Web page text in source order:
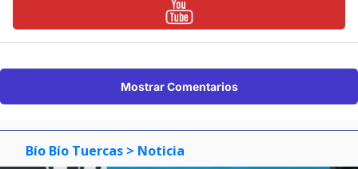
Mostrar Comentarios
Bío Bío Tuercas > Noticia